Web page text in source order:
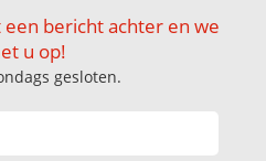
bericht achter en we
u op!
gesloten.